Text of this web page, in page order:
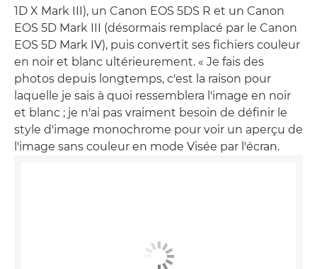
1D X Mark III), un Canon EOS 5DS R et un Canon
EOS 5D Mark III (désormais remplacé par le Canon
EOS 5D Mark IV), puis convertit ses fichiers couleur
en noir et blanc ultérieurement. « Je fais des
photos depuis longtemps, c'est la raison pour
laquelle je sais à quoi ressemblera l'image en noir
et blanc ; je n'ai pas vraiment besoin de définir le
style d'image monochrome pour voir un aperçu de
l'image sans couleur en mode Visée par l'écran.